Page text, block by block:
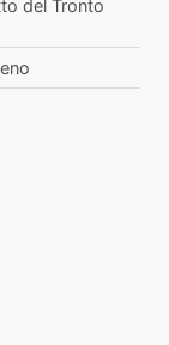
del Tronto